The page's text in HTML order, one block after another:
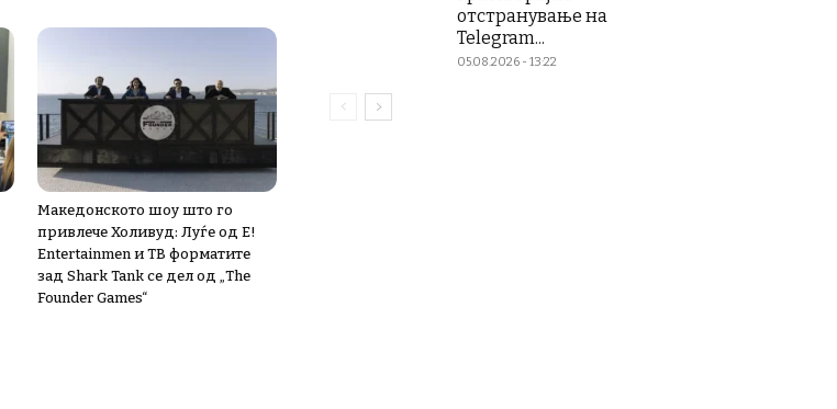
Македонското шоу што го
привлече Холивуд: Луѓе од E!
Entertainmen и ТВ форматите
зад Shark Tank се дел од „The
Founder Games“
отстранување на
Telegram...
05.08.2026 - 13:22